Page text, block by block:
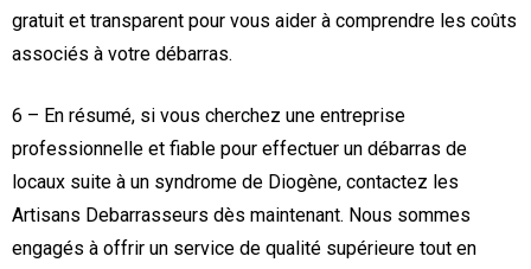
gratuit et transparent pour vous aider à comprendre les coûts
associés à votre débarras.
6 – En résumé, si vous cherchez une entreprise
professionnelle et fiable pour effectuer un débarras de
locaux suite à un syndrome de Diogène, contactez les
Artisans Debarrasseurs dès maintenant. Nous sommes
engagés à offrir un service de qualité supérieure tout en